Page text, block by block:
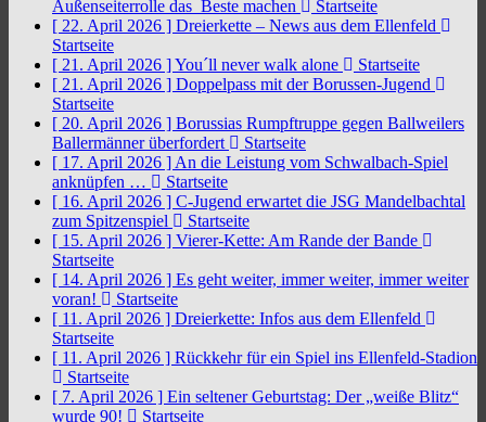
Außenseiterrolle das Beste machen
Startseite
[ 22. April 2026 ] Dreierkette – News aus dem Ellenfeld
Startseite
[ 21. April 2026 ]You´ll never walk alone
Startseite
[ 21. April 2026 ] Doppelpass mit der Borussen-Jugend
Startseite
[ 20. April 2026 ] Borussias Rumpftruppe gegen Ballweilers
Ballermänner überfordert
Startseite
[ 17. April 2026 ] An die Leistung vom Schwalbach-Spiel
anknüpfen …
Startseite
[ 16. April 2026 ] C-Jugend erwartet die JSG Mandelbachtal
zum Spitzenspiel
Startseite
[ 15. April 2026 ] Vierer-Kette: Am Rande der Bande
Startseite
[ 14. April 2026 ] Es geht weiter, immer weiter, immer weiter
voran!
Startseite
[ 11. April 2026 ] Dreierkette: Infos aus dem Ellenfeld
Startseite
[ 11. April 2026 ] Rückkehr für ein Spiel ins Ellenfeld-Stadion
Startseite
[ 7. April 2026 ] Ein seltener Geburtstag: Der „weiße Blitz“
wurde 90!
Startseite